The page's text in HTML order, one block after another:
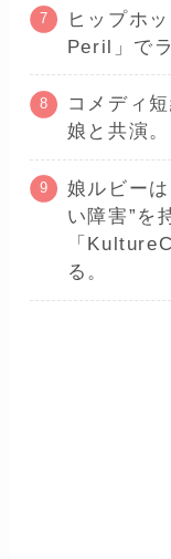
ヒップホ
Peril」で
コメディ
娘と共演。
娘ルビー
い障害”を
「
る。